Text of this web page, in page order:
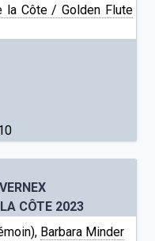
la Côte / Golden Flute
CÔTE 2023
Barbara Minder